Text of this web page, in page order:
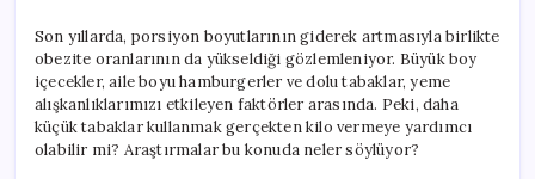
Bilimsel
Gerçekler
için
Son yıllarda, porsiyon boyutlarının giderek artmasıyla birlikte
obezite oranlarının da yükseldiği gözlemleniyor. Büyük boy
içecekler, aile boyu hamburgerler ve dolu tabaklar, yeme
alışkanlıklarımızı etkileyen faktörler arasında. Peki, daha
küçük tabaklar kullanmak gerçekten kilo vermeye yardımcı
olabilir mi? Araştırmalar bu konuda neler söylüyor?